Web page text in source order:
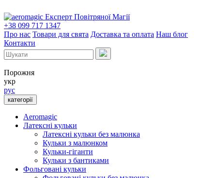
Експерт Повітряної Магії
+38 099 717 1347
Про нас Товари для свята Доставка та оплата Наш блог
Контакти
Порожня
укр
рус
категорії
Aeromagic
Латексні кульки
Латексні кульки без малюнка
Кульки з малюнком
Кульки-гіганти
Кульки з бантиками
Фольговані кульки